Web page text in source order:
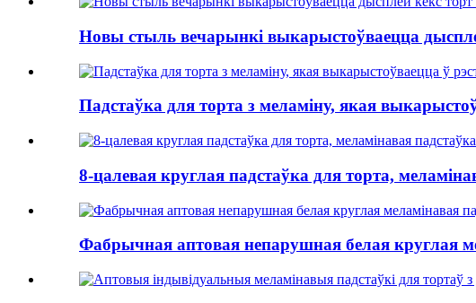
Новы стыль вечарынкі выкарыстоўваецца
Падстаўка для торта з меламіну, якая
8-цалевая круглая падстаўка для торта,
Фабрычная аптовая непарушная белая круглая